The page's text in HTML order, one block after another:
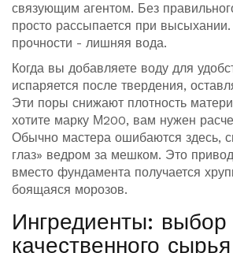
связующим агентом. Без
просто рассыпается при
прочности - лишняя вода.
Когда вы добавляете воду для
испаряется после твердения,
Эти поры снижают плотность
хотите марку М200, вам нужен
Обычно мастера ошибаются здесь,
глаз» ведром за мешком. Это
вместо фундамента получается
боящаяся морозов.
Ингредиенты: выбор
качественного сырья